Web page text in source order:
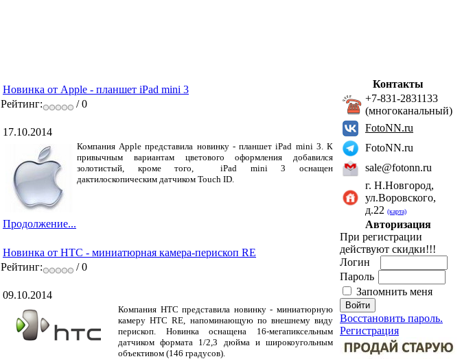
Новинка от Apple - планшет iPad mini 3
Рейтинг:
/ 0
17.10.2014
Компания Apple представила новинку - планшет iPad mini 3. К
привычным вариантам цветового оформления добавился
золотистый, кроме того,iPad mini 3 оснащен
дактилоскопическим датчиком Touch ID.
Продолжение...
Новинка от HTC - миниатюрная камера-перископ RE
Рейтинг:
/ 0
09.10.2014
Компания HTC представила новинку - миниатюрную
камеру HTC RE, напоминающую по внешнему виду
перископ.
Новинка оснащена 16-мегапиксельным
датчиком формата 1/2,3 дюйма и широкоугольным
объективом (146 градусов).
Контакты
+7-831-2831133
(многоканальный)
FotoNN.ru
FotoNN.ru
sale@fotonn.ru
г. Н.Новгород,
ул.Воровского,
д.22 (карта)
Авторизация
При регистрации
действуют скидки!!!
Логин
Пароль
Запомнить меня
Восстановить пароль.
Регистрация